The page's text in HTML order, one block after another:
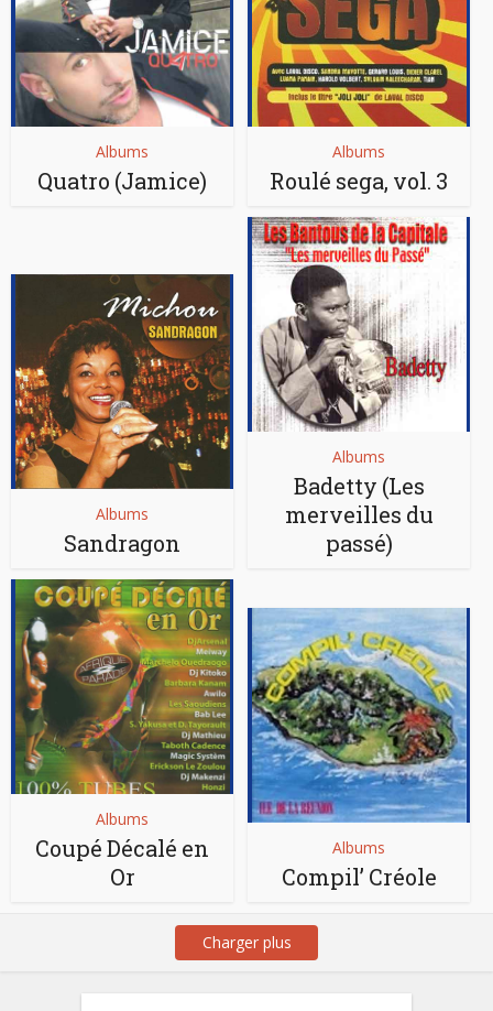
Albums
Quatro (Jamice)
Albums
Roulé sega, vol. 3
Albums
Sandragon
Albums
Badetty (Les
merveilles du
passé)
Albums
Coupé Décalé en
Or
Albums
Compil’ Créole
Charger plus